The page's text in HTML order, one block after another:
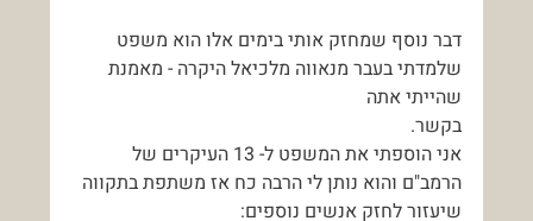
דבר נוסף שמחזק אותי בימים אלו הוא משפט
שלמדתי בעבר מנאווה מלכיאל היקרה - מאמנת
שהייתי אתה
בקשר.
אני הוספתי את המשפט ל- 13 העיקרים של
הרמב"ם והוא נותן לי הרבה כח אז משתפת בתקווה
שיעזור לחזק אנשים נוספים: